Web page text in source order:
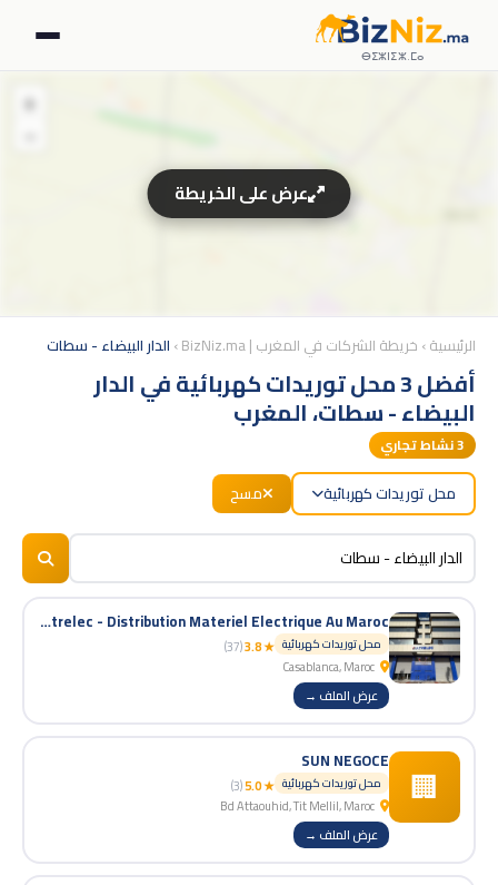
ⴱⵉⵣⵏⵉⵣ.ⵎⴰ
الرئيسية› خريطة الشركات في المغرب | BizNiz.ma › الدار البيضاء - سطات
أفضل 3 محل توريدات كهربائية في الدار
البيضاء - سطات، المغرب
3نشاط تجاري
محل توريدات كهربائية مسح
Matrelec - Distribution Materiel Electrique Au Maroc
محل توريدات كهربائية ★ 3.8
(37)
عرض الملف →
🏢
SUN NEGOCE
محل توريدات كهربائية ★ 5.0
(3)
عرض الملف →
+
BizNiz.ma
عرض على الخريطة